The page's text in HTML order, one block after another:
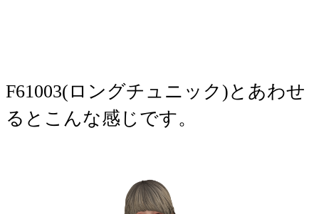
​​​F61003(ロングチュニック)とあわせ
るとこんな感じです。